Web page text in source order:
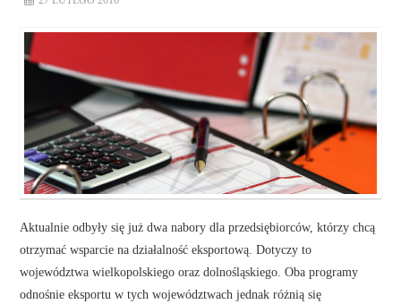
Aktualnie odbyły się już dwa nabory dla przedsiębiorców, którzy chcą
otrzymać wsparcie na działalność eksportową. Dotyczy to
województwa wielkopolskiego oraz dolnośląskiego. Oba programy
odnośnie eksportu w tych województwach jednak różnią się